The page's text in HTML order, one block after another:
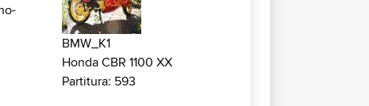
BMW_K1
Honda CBR 1100 XX
Partitura: 593